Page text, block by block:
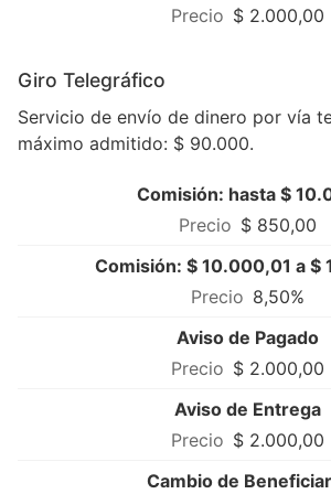
$ 2.000,00
Giro Telegráfico
Servicio de envío de dinero por vía
máximo admitido: $ 90.000.
Comisión: hasta $
$ 850,00
Comisión: $ 10.000,01 a $
8,50%
Aviso de Pagado
$ 2.000,00
Aviso de Entrega
$ 2.000,00
Cambio de